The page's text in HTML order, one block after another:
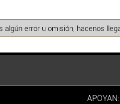
error u omisión, hacenos
APOYAN: